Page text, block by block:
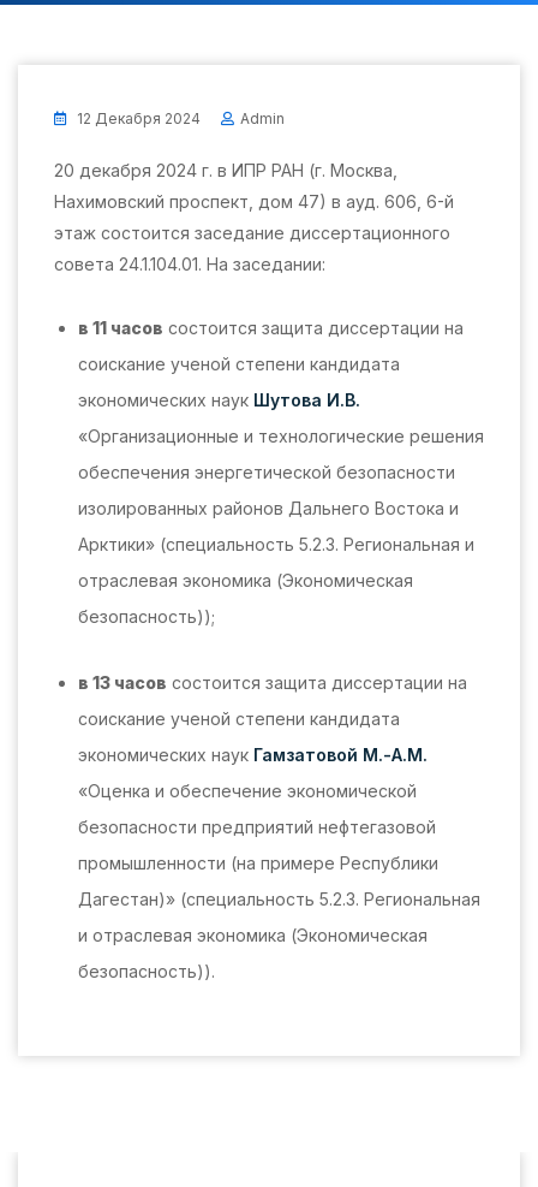
12 Декабря 2024 Admin
20 декабря 2024 г. в ИПР РАН (г. Москва,
Нахимовский проспект, дом 47) в ауд. 606, 6-й
этаж состоится заседание диссертационного
совета 24.1.104.01. На заседании:
в 11 часов состоится защита диссертации на
соискание ученой степени кандидата
экономических наук Шутова И.В.
«Организационные и технологические решения
обеспечения энергетической безопасности
изолированных районов Дальнего Востока и
Арктики» (специальность 5.2.3. Региональная и
отраслевая экономика (Экономическая
безопасность));
в 13 часов состоится защита диссертации на
соискание ученой степени кандидата
экономических наук Гамзатовой М.-А.М.
«Оценка и обеспечение экономической
безопасности предприятий нефтегазовой
промышленности (на примере Республики
Дагестан)» (специальность 5.2.3. Региональная
и отраслевая экономика (Экономическая
безопасность)).